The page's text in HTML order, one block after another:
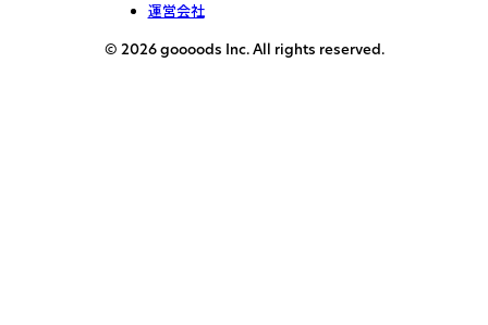
運営会社
© 2026 goooods Inc. All rights reserved.